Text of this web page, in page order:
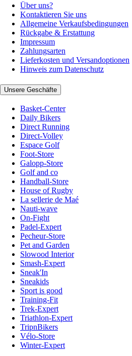
Über uns?
Kontaktieren Sie uns
Allgemeine Verkaufsbedingungen
Rückgabe & Erstattung
Impressum
Zahlungsarten
Lieferkosten und Versandoptionen
Hinweis zum Datenschutz
Unsere Geschäfte
Basket-Center
Daily Bikers
Direct Running
Direct-Volley
Espace Golf
Foot-Store
Galopp-Store
Golf and co
Handball-Store
House of Rugby
La sellerie de Maé
Nauti-wave
On-Fight
Padel-Expert
Pecheur-Store
Pet and Garden
Slowood Interior
Smash-Expert
Sneak'In
Sneakids
Sport is good
Training-Fit
Trek-Expert
Triathlon-Expert
TripnBikers
Vélo-Store
Winter-Expert